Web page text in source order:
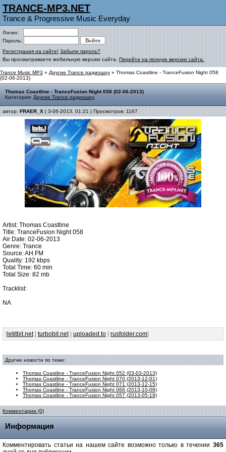
TRANCE-MP3.NET
Trance & Progressive Music Everyday
Логин:
Пароль:
Регистрация на сайте! Забыли пароль?
Вы просматриваете мобильную версию сайта. Перейти на полную версию сайта.
Trance Music MP3 » Другие Trance радиошоу » Thomas Coastline - TranceFusion Night 058
(02-06-2013)
Thomas Coastline - TranceFusion Night 058 (02-06-2013)
Категория: Другие Trance радиошоу
автор: FRAER_X | 3-06-2013, 01:21 | Просмотров: 1167
Artist: Thomas Coastline
Title: TranceFusion Night 058
Air Date: 02-06-2013
Genre: Trance
Source: AH.FM
Quality: 192 kbps
Total Time: 60 min
Total Size: 82 mb
Tracklist:
NA
letitbit.net| turbobit.net| uploaded.to rusfolder.com
Другие новости по теме:
Thomas Coastline - TranceFusion Night 052 (03-03-2013)
Thomas Coastline - TranceFusion Night 070 (2013-12-01)
Thomas Coastline - TranceFusion Night 071 (2013-12-15)
Thomas Coastline - TranceFusion Night 066 (2013-10-06)
Thomas Coastline - TranceFusion Night 057 (2013-05-19)
Комментарии (0)
Информация
Комментировать статьи на нашем сайте возможно только в течении 365